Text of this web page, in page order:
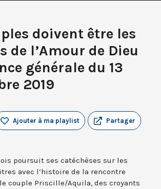
doivent être les
de l’Amour de Dieu
générale du 13
2019
Partager
Ajouter à ma playlist
poursuit ses catéchèses sur les
avec l’histoire de la rencontre
couple Priscille/Aquila, des croyants